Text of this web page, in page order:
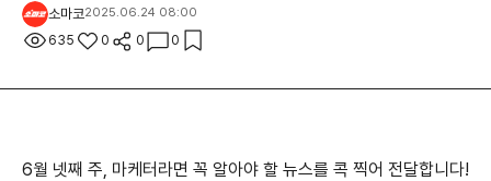
소마코2025.06.24 08:00
635 0 0 0
6월 넷째 주, 마케터라면 꼭 알아야 할 뉴스를 콕 찍어 전달합니다!